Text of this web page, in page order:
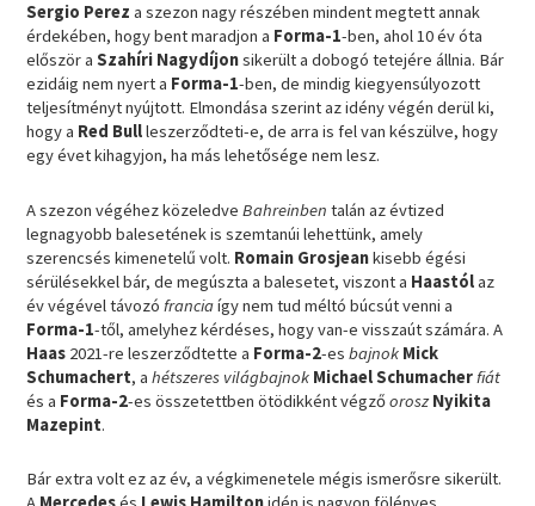
Sergio Perez a szezon nagy részében mindent megtett annak
érdekében, hogy bent maradjon a Forma-1-ben, ahol 10 év óta
először aSzahíri Nagydíjonsikerült a dobogó tetejére állnia. Bár
ezidáig nem nyert a Forma-1-ben, de mindig kiegyensúlyozott
teljesítményt nyújtott. Elmondása szerint az idény végén derül ki,
hogy a Red Bullleszerződteti-e, de arra is fel van készülve, hogy
egy évet kihagyjon, ha más lehetősége nem lesz.
A szezon végéhez közeledveBahreinben talán az évtized
legnagyobb balesetének is szemtanúi lehettünk, amely
szerencsés kimenetelű volt. Romain Grosjeankisebb égési
sérülésekkel bár, de megúszta a balesetet, viszont a Haastólaz
év végével távozófranciaígy nem tud méltó búcsút venni a
Forma-1-től, amelyhez kérdéses, hogy van-e visszaút számára. A
Haas 2021-re leszerződtette a Forma-2-esbajnok Mick
Schumachert, ahétszeres világbajnok Michael Schumacherfiát
és a Forma-2-es összetettben ötödikként végzőorosz Nyikita
Mazepint.
Bár extra volt ez az év, a végkimenetele mégis ismerősre sikerült.